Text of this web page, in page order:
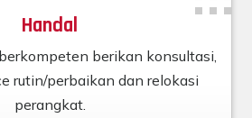
Handal
berikan konsultasi,
rutin/perbaikan dan relokasi
perangkat.